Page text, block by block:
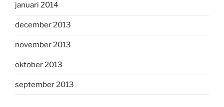
januari 2014
december 2013
november 2013
oktober 2013
september 2013